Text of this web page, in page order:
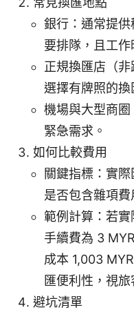
銀行：通常提
要排隊，且工作
正規換匯店（
選擇有牌照的換
機場與大型商
緊急需求。
如何比較費用
關鍵指標：實
是否包含雜項費
範例計算：若實
手續費為 3
成本 1,003
匯便利性，視旅
避坑清單